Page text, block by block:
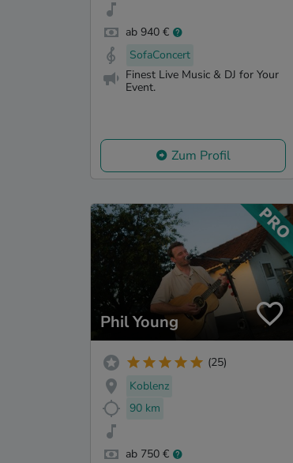
ab 940 €
SofaConcert
Finest Live Music & DJ for Your
Event.
Zum Profil
Phil Young
(25)
Koblenz
90 km
ab 750 €